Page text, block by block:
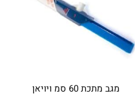
מגב מתכת 60 סמ ויויאן